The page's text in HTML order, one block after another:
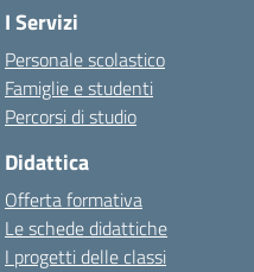
I Servizi
Personale scolastico
Famiglie e studenti
Percorsi di studio
Didattica
Offerta formativa
Le schede didattiche
I progetti delle classi